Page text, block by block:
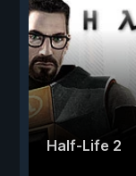
Half-Life 2